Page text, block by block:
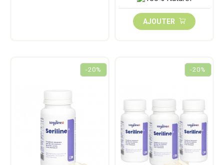
AJOUTER
-20% -20%